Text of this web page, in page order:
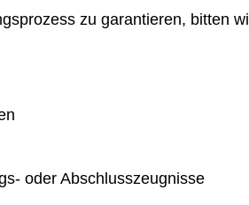
zu garantieren, bitten
oder Abschlusszeugnisse